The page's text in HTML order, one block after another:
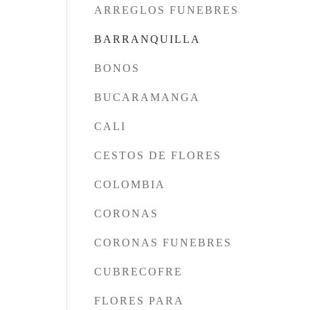
ARREGLOS FUNEBRES
BARRANQUILLA
BONOS
BUCARAMANGA
CALI
CESTOS DE FLORES
COLOMBIA
CORONAS
CORONAS FUNEBRES
CUBRECOFRE
FLORES PARA